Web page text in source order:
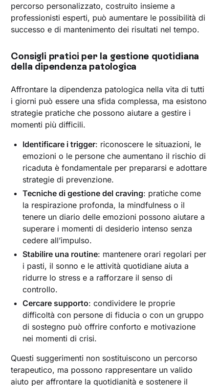
percorso personalizzato, costruito insieme a
professionisti esperti, può aumentare le possibilità di
successo e di mantenimento dei risultati nel tempo.
Consigli pratici per la gestione quotidiana
della dipendenza patologica
Affrontare la dipendenza patologica nella vita di tutti
i giorni può essere una sfida complessa, ma esistono
strategie pratiche che possono aiutare a gestire i
momenti più difficili.
Identificare i trigger: riconoscere le situazioni, le
emozioni o le persone che aumentano il rischio di
ricaduta è fondamentale per prepararsi e adottare
strategie di prevenzione.
Tecniche di gestione del craving: pratiche come
la respirazione profonda, la mindfulness o il
tenere un diario delle emozioni possono aiutare a
superare i momenti di desiderio intenso senza
cedere all’impulso.
Stabilire una routine: mantenere orari regolari per
i pasti, il sonno e le attività quotidiane aiuta a
ridurre lo stress e a rafforzare il senso di
controllo.
Cercare supporto: condividere le proprie
difficoltà con persone di fiducia o con un gruppo
di sostegno può offrire conforto e motivazione
nei momenti di crisi.
Questi suggerimenti non sostituiscono un percorso
terapeutico, ma possono rappresentare un valido
aiuto per affrontare la quotidianità e sostenere il